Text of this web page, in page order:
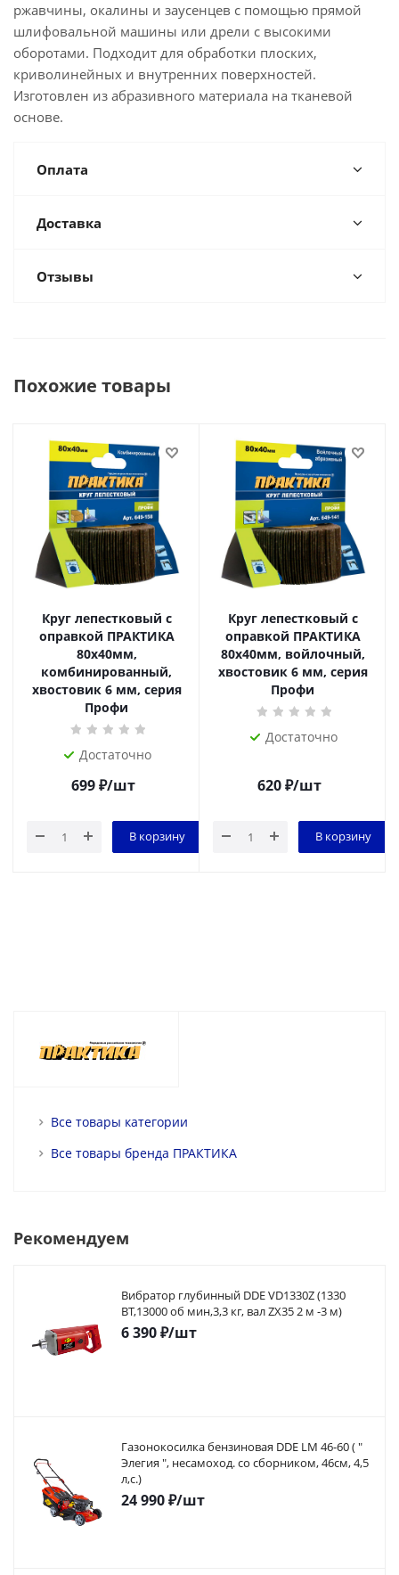
ржавчины, окалины и заусенцев с помощью прямой
шлифовальной машины или дрели с высокими
оборотами. Подходит для обработки плоских,
криволинейных и внутренних поверхностей.
Изготовлен из абразивного материала на тканевой
основе.
Оплата
Доставка
Отзывы
Похожие товары
Круг лепестковый с
оправкой ПРАКТИКА
80х40мм,
комбинированный,
хвостовик 6 мм, серия
Профи
Достаточно
699₽/шт
В корзину
Круг лепестковый с
оправкой ПРАКТИКА
80х40мм, войлочный,
хвостовик 6 мм, серия
Профи
Достаточно
620₽/шт
В корзину
Все товары категории
Все товары бренда ПРАКТИКА
Рекомендуем
Вибратор глубинный DDE VD1330Z (1330
ВТ,13000 об мин,3,3 кг, вал ZX35 2 м -3 м)
6 390₽/шт
Газонокосилка бензиновая DDE LM 46-60 ( "
Элегия ", несамоход. со сборником, 46см, 4,5
л,с.)
24 990₽/шт